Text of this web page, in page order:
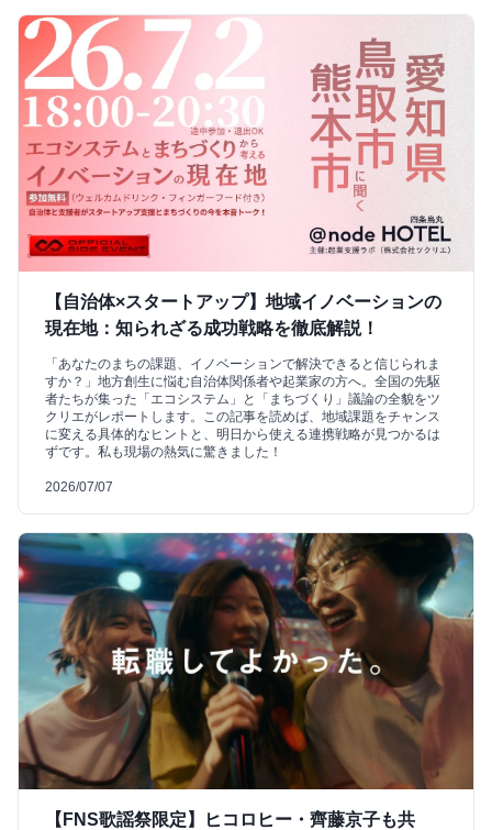
【自治体×スタートアップ】地域イノベーションの
現在地：知られざる成功戦略を徹底解説！
「あなたのまちの課題、イノベーションで解決できると信じられま
すか？」地方創生に悩む自治体関係者や起業家の方へ。全国の先駆
者たちが集った「エコシステム」と「まちづくり」議論の全貌をツ
クリエがレポートします。この記事を読めば、地域課題をチャンス
に変える具体的なヒントと、明日から使える連携戦略が見つかるは
ずです。私も現場の熱気に驚きました！
2026/07/07
【FNS歌謡祭限定】ヒコロヒー・齊藤京子も共